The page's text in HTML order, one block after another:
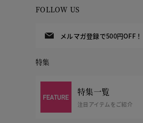
FOLLOW US
メルマガ登録で500円OFF！
特集
特集一覧
注目アイテムをご紹介